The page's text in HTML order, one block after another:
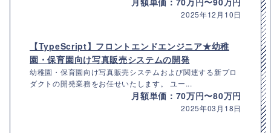
2025年12月10日
【TypeScript】フロントエンドエンジニア★幼稚
園・保育園向け写真販売システムの開発
幼稚園・保育園向け写真販売システムおよび関連する新プロ
ダクトの開発業務をお任せいたします。 ユー...
月額単価：70万円〜80万円
2025年03月18日